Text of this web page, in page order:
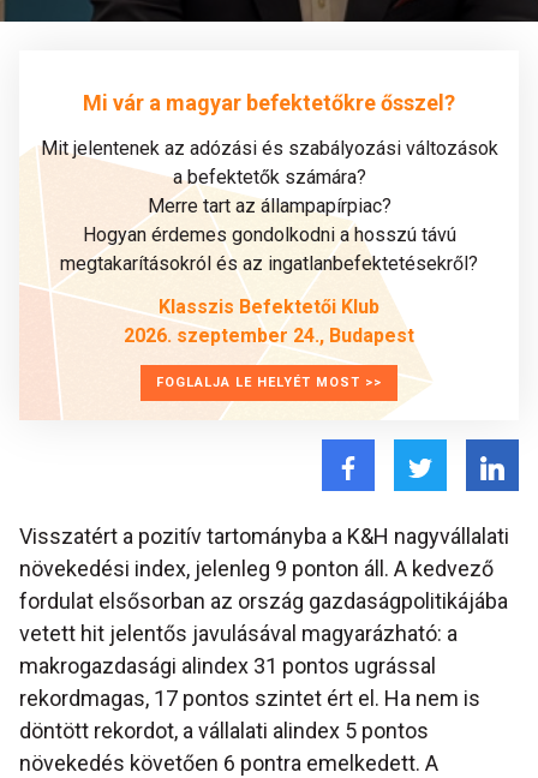
Mi vár a magyar befektetőkre ősszel?
Mit jelentenek az adózási és szabályozási változások
a befektetők számára?
Merre tart az állampapírpiac?
Hogyan érdemes gondolkodni a hosszú távú
megtakarításokról és az ingatlanbefektetésekről?
Klasszis Befektetői Klub
2026. szeptember 24., Budapest
FOGLALJA LE HELYÉT MOST >>
Visszatért a pozitív tartományba a K&H nagyvállalati
növekedési index, jelenleg 9 ponton áll. A kedvező
fordulat elsősorban az ország gazdaságpolitikájába
vetett hit jelentős javulásával magyarázható: a
makrogazdasági alindex 31 pontos ugrással
rekordmagas, 17 pontos szintet ért el. Ha nem is
döntött rekordot, a vállalati alindex 5 pontos
növekedés követően 6 pontra emelkedett. A